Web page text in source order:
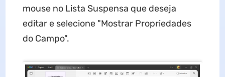
mouse no Lista Suspensa que deseja
editar e selecione "Mostrar Propriedades
do Campo".